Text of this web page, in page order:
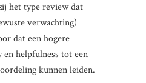
het type review dat
verwachting)
dat een hogere
helpfulness tot een
kunnen leiden.